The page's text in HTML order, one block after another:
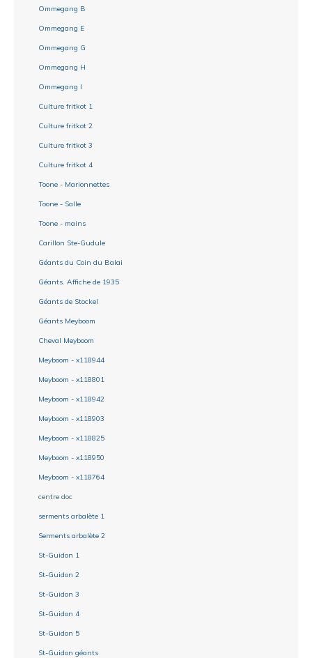
Ommegang B
Ommegang E
Ommegang G
Ommegang H
Ommegang I
Culture fritkot 1
Culture fritkot 2
Culture fritkot 3
Culture fritkot 4
Toone - Marionnettes
Toone - Salle
Toone - mains
Carillon Ste-Gudule
Géants du Coin du Balai
Géants. Affiche de 1935
Géants de Stockel
Géants Meyboom
Cheval Meyboom
Meyboom - x118944
Meyboom - x118801
Meyboom - x118942
Meyboom - x118903
Meyboom - x118825
Meyboom - x118950
Meyboom - x118764
centre doc
serments arbalète 1
Serments arbalète 2
St-Guidon 1
St-Guidon 2
St-Guidon 3
St-Guidon 4
St-Guidon 5
St-Guidon géants